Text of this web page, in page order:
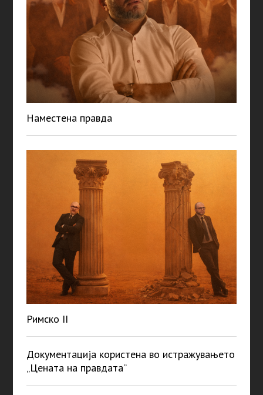
Наместена правда
Римско II
Документација користена во истражувањето
„Цената на правдата”